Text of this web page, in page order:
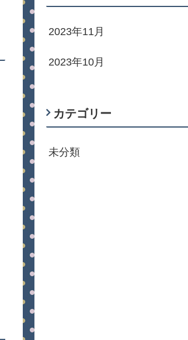
2023年11月
2023年10月
カテゴリー
未分類